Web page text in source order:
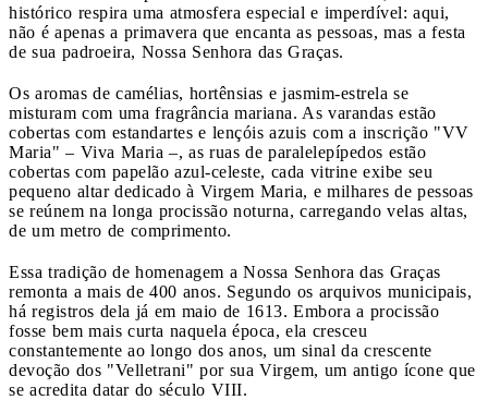
histórico respira uma atmosfera especial e imperdível: aqui,
não é apenas a primavera que encanta as pessoas, mas a festa
de sua padroeira, Nossa Senhora das Graças.
Os aromas de camélias, hortênsias e jasmim-estrela se
misturam com uma fragrância mariana. As varandas estão
cobertas com estandartes e lençóis azuis com a inscrição "VV
Maria" – Viva Maria –, as ruas de paralelepípedos estão
cobertas com papelão azul-celeste, cada vitrine exibe seu
pequeno altar dedicado à Virgem Maria, e milhares de pessoas
se reúnem na longa procissão noturna, carregando velas altas,
de um metro de comprimento.
Essa tradição de homenagem a Nossa Senhora das Graças
remonta a mais de 400 anos. Segundo os arquivos municipais,
há registros dela já em maio de 1613. Embora a procissão
fosse bem mais curta naquela época, ela cresceu
constantemente ao longo dos anos, um sinal da crescente
devoção dos "Velletrani" por sua Virgem, um antigo ícone que
se acredita datar do século VIII.